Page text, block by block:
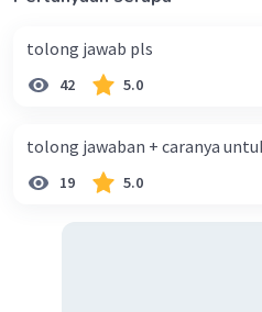
= 60° - 5
= 55°
Beri Rating·0.0(0)
tolong jawab pls
42 5.0
tolong jawaban + caranya
19 5.0